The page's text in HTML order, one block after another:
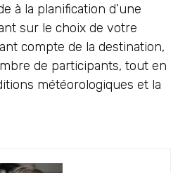
à la planification d’une
sur le choix de votre
compte de la destination,
de participants, tout en
météorologiques et la